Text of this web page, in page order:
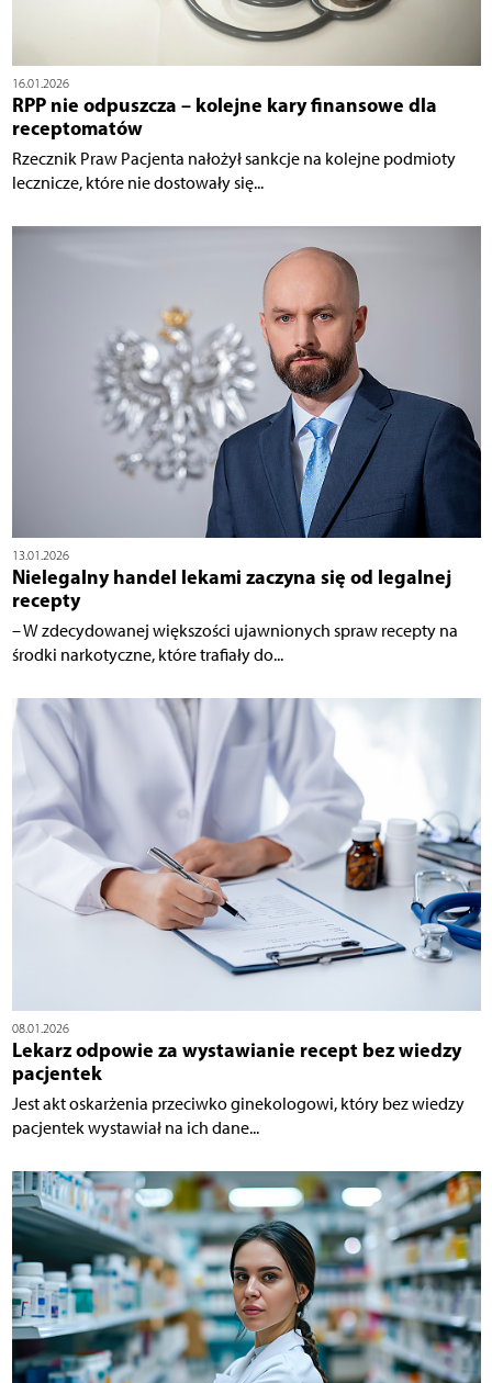
16.01.2026
RPP nie odpuszcza – kolejne kary finansowe dla
receptomatów
Rzecznik Praw Pacjenta nałożył sankcje na kolejne podmioty
lecznicze, które nie dostowały się...
13.01.2026
Nielegalny handel lekami zaczyna się od legalnej
recepty
– W zdecydowanej większości ujawnionych spraw recepty na
środki narkotyczne, które trafiały do...
08.01.2026
Lekarz odpowie za wystawianie recept bez wiedzy
pacjentek
Jest akt oskarżenia przeciwko ginekologowi, który bez wiedzy
pacjentek wystawiał na ich dane...